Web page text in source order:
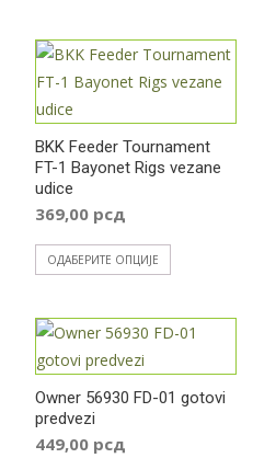
BKK Feeder Tournament
FT-1 Bayonet Rigs vezane
udice
369,00 рсд
ОДАБЕРИТЕ ОПЦИЈЕ
више
Опције
Owner 56930 FD-01 gotovi
predvezi
449,00 рсд